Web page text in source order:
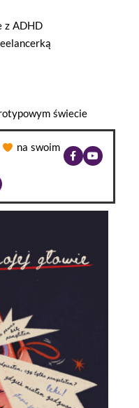
z ADHD
świecie
na swoim